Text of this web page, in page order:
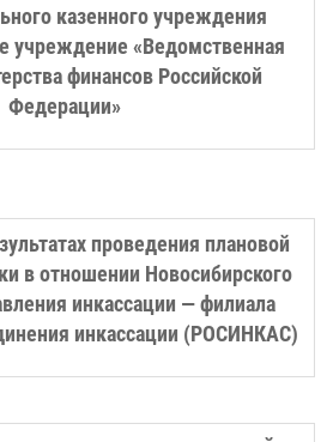
казенного учреждения
учреждение «Ведомственная
финансов Российской
Федерации»
проведения плановой
в отношении Новосибирского
инкассации — филиала
инкассации (РОСИНКАС)